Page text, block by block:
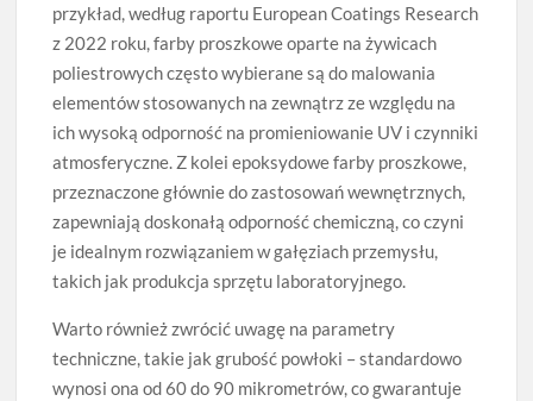
przykład, według raportu European Coatings Research
z 2022 roku, farby proszkowe oparte na żywicach
poliestrowych często wybierane są do malowania
elementów stosowanych na zewnątrz ze względu na
ich wysoką odporność na promieniowanie UV i czynniki
atmosferyczne. Z kolei epoksydowe farby proszkowe,
przeznaczone głównie do zastosowań wewnętrznych,
zapewniają doskonałą odporność chemiczną, co czyni
je idealnym rozwiązaniem w gałęziach przemysłu,
takich jak produkcja sprzętu laboratoryjnego.
Warto również zwrócić uwagę na parametry
techniczne, takie jak grubość powłoki – standardowo
wynosi ona od 60 do 90 mikrometrów, co gwarantuje